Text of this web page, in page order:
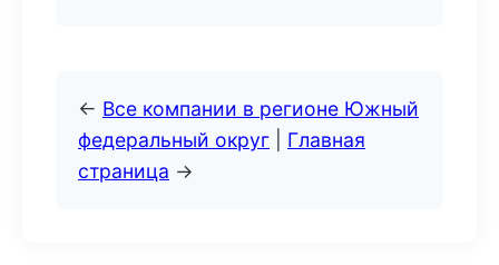
← Все компании в регионе Южный
федеральный округ
Главная
страница →